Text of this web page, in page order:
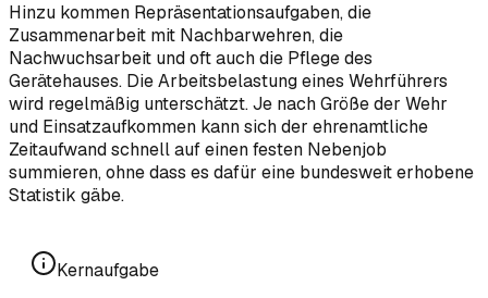
Hinzu kommen Repräsentationsaufgaben, die
Zusammenarbeit mit Nachbarwehren, die
Nachwuchsarbeit und oft auch die Pflege des
Gerätehauses. Die Arbeitsbelastung eines Wehrführers
wird regelmäßig unterschätzt. Je nach Größe der Wehr
und Einsatzaufkommen kann sich der ehrenamtliche
Zeitaufwand schnell auf einen festen Nebenjob
summieren, ohne dass es dafür eine bundesweit erhobene
Statistik gäbe.
Kernaufgabe